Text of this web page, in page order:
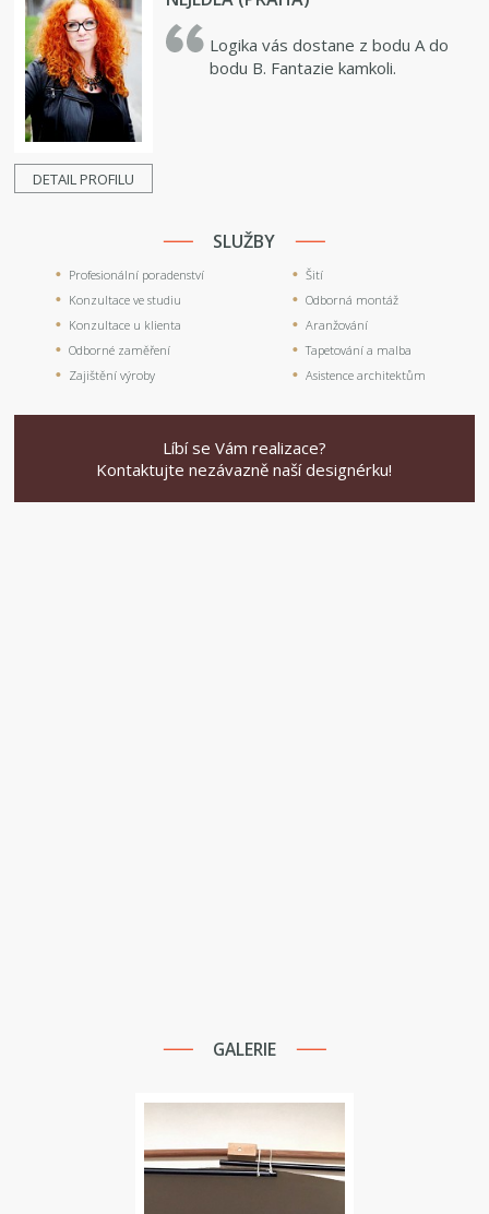
DETAIL PROFILU
Logika vás dostane z bodu A do
bodu B. Fantazie kamkoli.
SLUŽBY
Profesionální poradenství
Konzultace ve studiu
Konzultace u klienta
Odborné zaměření
Zajištění výroby
Šití
Odborná montáž
Aranžování
Tapetování a malba
Asistence architektům
Líbí se Vám realizace?
Kontaktujte nezávazně naší designérku!
GALERIE